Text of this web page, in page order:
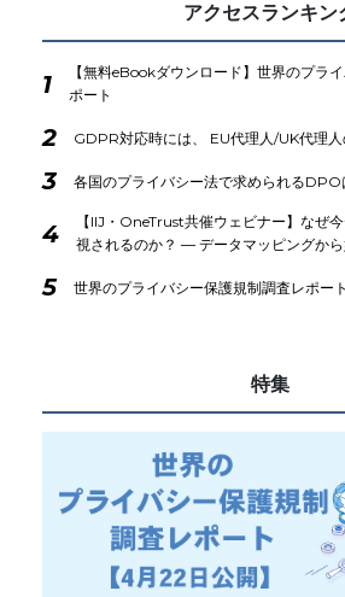
アクセスランキン
1
【無料eBookダウンロード】世界のプラ
ポート
2 GDPR対応時には、 EU代理人/UK代理人
3 各国のプライバシー法で求められるDPO
4
【IIJ・OneTrust共催ウェビナー】なぜ
視されるのか？ ― データマッピングか
5 世界のプライバシー保護規制調査レポート
特集